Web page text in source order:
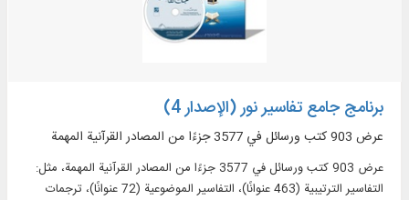
برنامج جامع تفاسير نور (الإصدار 4)
عرض 903 كتب ورسائل في 3577 جزءًا من المصادر القرآنية المهمة
عرض 903 كتب ورسائل في 3577 جزءًا من المصادر القرآنية المهمة، مثل:
التفاسير الترتيبية (463 عنوانًا)، التفاسير الموضوعية (72 عنوانًا)، ترجمات